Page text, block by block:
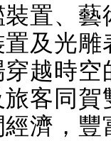
置、藝
及光雕
越時空
客同賀
濟，豐